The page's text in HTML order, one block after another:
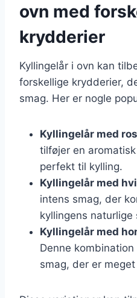
ovn med
krydderier
Kyllingelår i ovn kan
forskellige krydderier,
smag. Her er nogle
Kyllingelår med
tilføjer en
perfekt til kylling.
Kyllingelår med
intens smag, der
kyllingens naturlige
Kyllingelår med
Denne
smag, der er